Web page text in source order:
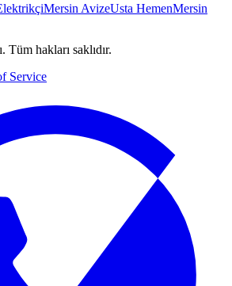
Mersin AvizeUsta HemenMersin
Tüm hakları saklıdır.
Service